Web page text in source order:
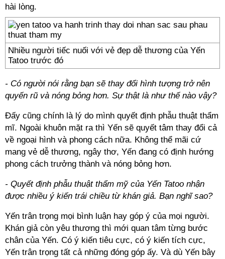
hài lòng.
Nhiều người tiếc nuối với vẻ đẹp dễ thương của Yến
Tatoo trước đó
- Có người nói rằng bạn sẽ thay đổi hình tượng trở nên
quyến rũ và nóng bỏng hơn. Sự thật là như thế nào vậy?
Đấy cũng chính là lý do mình quyết định phẫu thuật thẩm
mĩ. Ngoài khuôn mặt ra thì Yến sẽ quyết tâm thay đổi cả
về ngoại hình và phong cách nữa. Không thể mãi cứ
mang vẻ dễ thương, ngây thơ, Yến đang có định hướng
phong cách trưởng thành và nóng bỏng hơn.
- Quyết định phẫu thuật thẩm mỹ của Yến Tatoo nhận
được nhiều ý kiến trái chiều từ khán giả. Bạn nghĩ sao?
Yến trân trọng mọi bình luận hay góp ý của mọi người.
Khán giả còn yêu thương thì mới quan tâm từng bước
chân của Yến. Có ý kiến tiêu cực, có ý kiến tích cực,
Yến trân trọng tất cả những đóng góp ấy. Và dù Yến bây